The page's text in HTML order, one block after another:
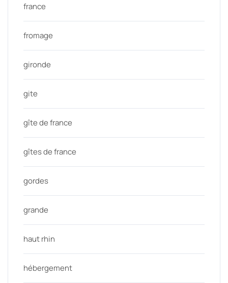
france
fromage
gironde
gite
gîte de france
gîtes de france
gordes
grande
haut rhin
hébergement